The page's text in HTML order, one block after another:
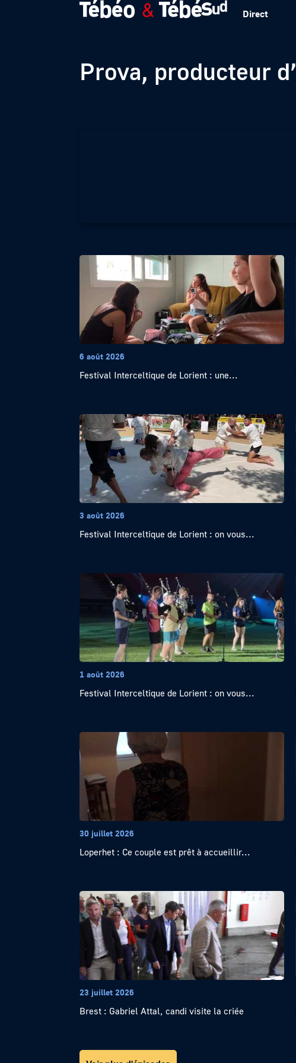
Direct
Sarzeau :
Prova, producteur
6 août 2026
Festival Interceltique de Lorient : une...
3 août 2026
Festival Interceltique de Lorient : on vous...
1 août 2026
Festival Interceltique de Lorient : on vous...
30 juillet 2026
Loperhet : Ce couple est prêt à accueillir...
23 juillet 2026
Brest : Gabriel Attal, candi visite la criée